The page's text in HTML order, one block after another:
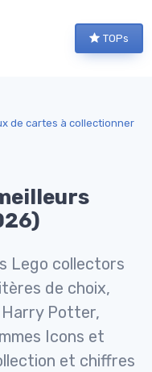
TOPs
de cartes à collectionner
Lego collectors
de choix,
Harry Potter,
Icons et
et chiffres